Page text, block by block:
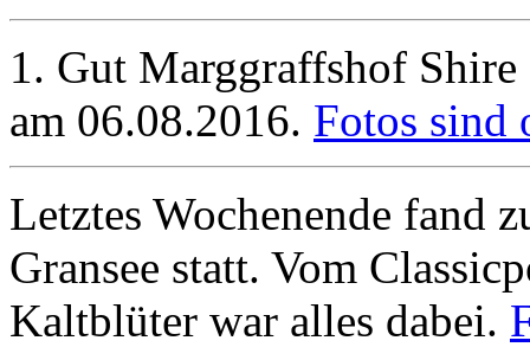
1. Gut Marggraffshof
am 06.08.2016. Fotos sind
Letztes Wochenende fand
Gransee statt. Vom
Kaltblüter war alles dabei.